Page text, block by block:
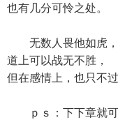
也有几分可怜之处。
无数人畏他如虎，
道上可以战无不胜，
但在感情上，也只不
ｐｓ：下下章就可